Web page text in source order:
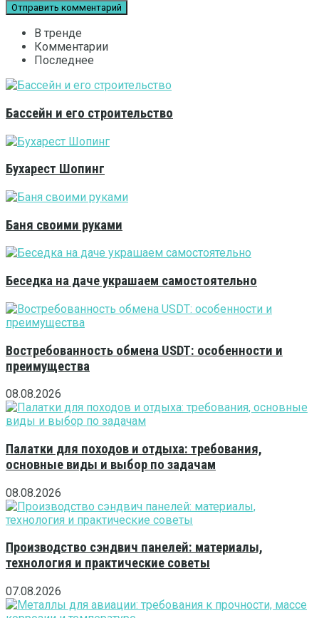
В тренде
Комментарии
Последнее
Бассейн и его строительство
Бухарест Шопинг
Баня своими руками
Беседка на даче украшаем самостоятельно
Востребованность обмена USDT: особенности и
преимущества
08.08.2026
Палатки для походов и отдыха: требования,
основные виды и выбор по задачам
08.08.2026
Производство сэндвич панелей: материалы,
технология и практические советы
07.08.2026